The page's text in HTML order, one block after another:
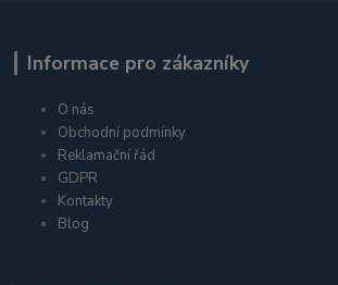
Informace pro zákazníky
O nás
Obchodní podmínky
Reklamační řád
GDPR
Kontakty
Blog